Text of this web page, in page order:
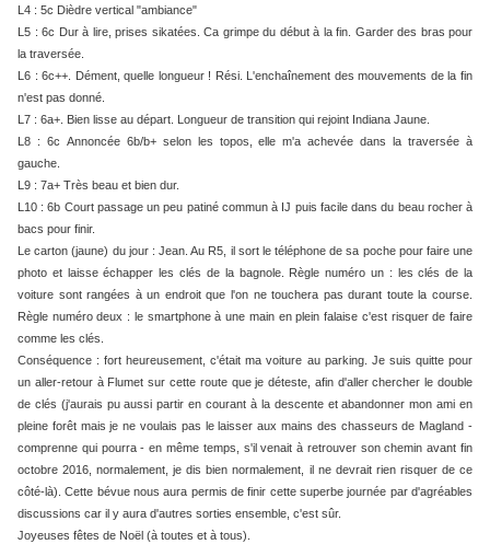
L4 : 5c Dièdre vertical "ambiance"
L5 : 6c Dur à lire, prises sikatées. Ca grimpe du début à la fin. Garder des bras pour
la traversée.
L6 : 6c++. Dément, quelle longueur ! Rési. L'enchaînement des mouvements de la fin
n'est pas donné.
L7 : 6a+. Bien lisse au départ. Longueur de transition qui rejoint Indiana Jaune.
L8 : 6c Annoncée 6b/b+ selon les topos, elle m'a achevée dans la traversée à
gauche.
L9 : 7a+ Très beau et bien dur.
L10 : 6b Court passage un peu patiné commun à IJ puis facile dans du beau rocher à
bacs pour finir.
Le carton (jaune) du jour : Jean. Au R5, il sort le téléphone de sa poche pour faire une
photo et laisse échapper les clés de la bagnole. Règle numéro un : les clés de la
voiture sont rangées à un endroit que l'on ne touchera pas durant toute la course.
Règle numéro deux : le smartphone à une main en plein falaise c'est risquer de faire
comme les clés.
Conséquence : fort heureusement, c'était ma voiture au parking. Je suis quitte pour
un aller-retour à Flumet sur cette route que je déteste, afin d'aller chercher le double
de clés (j'aurais pu aussi partir en courant à la descente et abandonner mon ami en
pleine forêt mais je ne voulais pas le laisser aux mains des chasseurs de Magland -
comprenne qui pourra - en même temps, s'il venait à retrouver son chemin avant fin
octobre 2016, normalement, je dis bien normalement, il ne devrait rien risquer de ce
côté-là). Cette bévue nous aura permis de finir cette superbe journée par d'agréables
discussions car il y aura d'autres sorties ensemble, c'est sûr.
Joyeuses fêtes de Noël (à toutes et à tous).